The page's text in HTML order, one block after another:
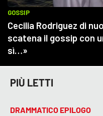
PIÙ LETTI
DRAMMATICO EPILOGO